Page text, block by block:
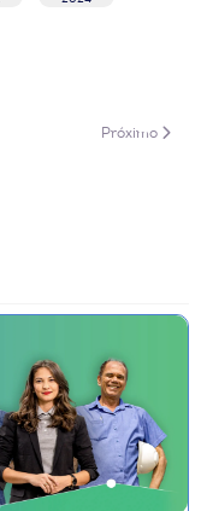
para as
Próximo
Próximo